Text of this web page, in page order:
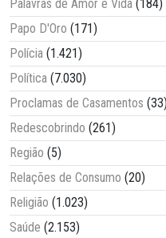
Palavras de Amor e Vida (184)
Papo D'Oro (171)
Polícia (1.421)
Política (7.030)
Proclamas de Casamentos (33)
Redescobrindo (261)
Região (5)
Relações de Consumo (20)
Religião (1.023)
Saúde (2.153)